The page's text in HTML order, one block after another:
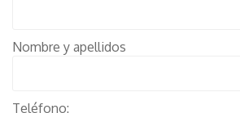
Nombre y apellidos
Teléfono: